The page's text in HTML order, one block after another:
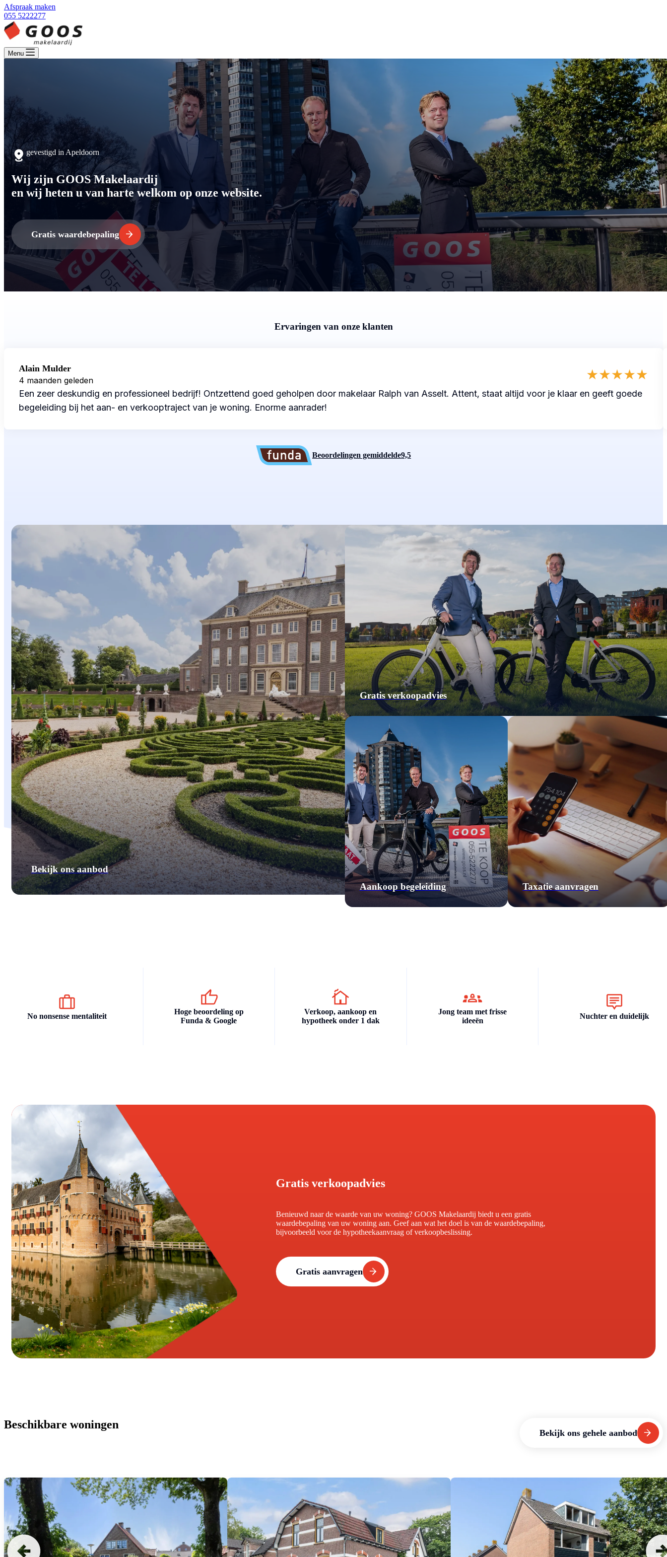
Afspraak maken
055 5222277
Menu
gevestigd in Apeldoorn
Wij zijn GOOS Makelaardij
en wij heten u van harte welkom op onze website.
Gratis waardebepaling
Ervaringen van onze klanten
Alain Mulder
4 maanden geleden
★★★★★
Een zeer deskundig en professioneel bedrijf! Ontzettend goed geholpen door makelaar Ralph van Asselt. Attent, staat altijd voor je klaar en geeft goede
begeleiding bij het aan- en verkooptraject van je woning. Enorme aanrader!
Beoordelingen gemiddelde9,5
Bekijk ons aanbod
Gratis verkoopadvies
Aankoop begeleiding Taxatie aanvragen
No nonsense mentaliteit
Hoge beoordeling op
Funda & Google
Verkoop, aankoop en
hypotheek onder 1 dak
Jong team met frisse
ideeën
Nuchter en duidelijk
Gratis verkoopadvies
Benieuwd naar de waarde van uw woning? GOOS Makelaardij biedt u een gratis
waardebepaling van uw woning aan. Geef aan wat het doel is van de waardebepaling,
bijvoorbeeld voor de hypotheekaanvraag of verkoopbeslissing.
Gratis aanvragen
Beschikbare woningen
Bekijk ons gehele aanbod